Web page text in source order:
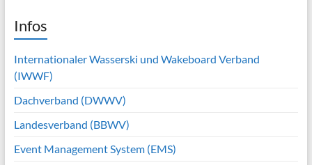
Infos
Internationaler Wasserski und Wakeboard Verband
(IWWF)
Dachverband (DWWV)
Landesverband (BBWV)
Event Management System (EMS)